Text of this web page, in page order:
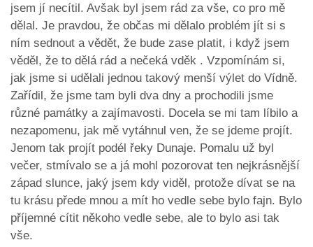
jsem jí necítil. Avšak byl jsem rád za vše, co pro mě
dělal. Je pravdou, že občas mi dělalo problém jít si s
ním sednout a vědět, že bude zase platit, i když jsem
věděl, že to dělá rád a nečeká vděk . Vzpomínám si,
jak jsme si udělali jednou takový menší výlet do Vídně.
Zařídil, že jsme tam byli dva dny a prochodili jsme
různé památky a zajímavosti. Docela se mi tam líbilo a
nezapomenu, jak mě vytáhnul ven, že se jdeme projít.
Jenom tak projít podél řeky Dunaje. Pomalu už byl
večer, stmívalo se a já mohl pozorovat ten nejkrásnější
západ slunce, jaký jsem kdy viděl, protože dívat se na
tu krásu přede mnou a mít ho vedle sebe bylo fajn. Bylo
příjemné cítit někoho vedle sebe, ale to bylo asi tak
vše.